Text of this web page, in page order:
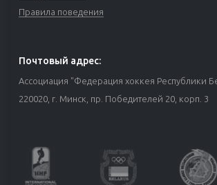
Правила поведения
Почтовый адрес:
Ассоциация "Федерация хоккея Республики
220020, г. Минск, пр. Победителей 20, корп. 3